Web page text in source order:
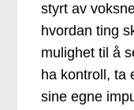
styrt av
hvordan ting
mulighet til å
ha kontroll, ta
sine egne